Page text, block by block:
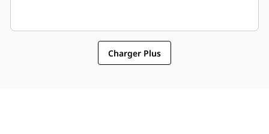
Charger Plus